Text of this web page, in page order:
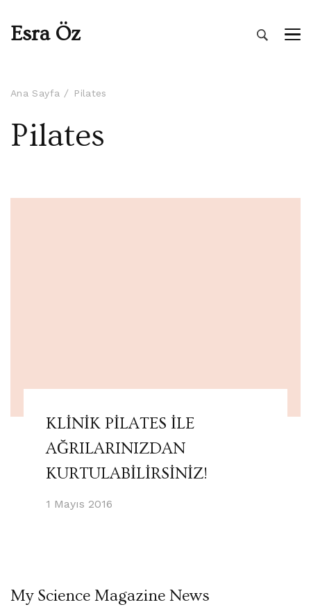
Esra Öz
Ana Sayfa Pilates
Pilates
KLİNİK PİLATES İLE
AĞRILARINIZDAN
KURTULABİLİRSİNİZ!
1 Mayıs 2016
My Science Magazine News